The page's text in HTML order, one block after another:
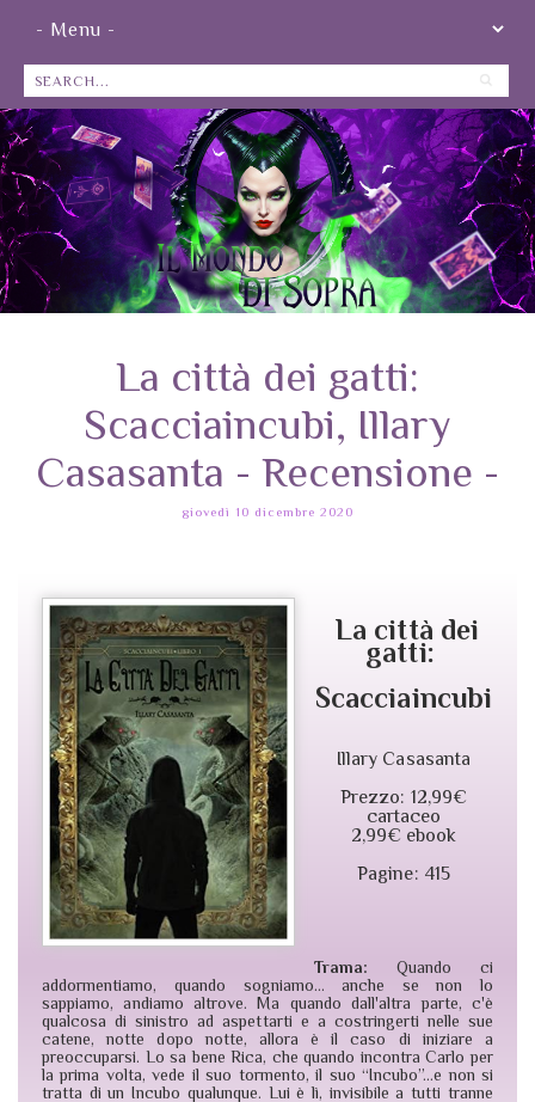
La città dei gatti:
Scacciaincubi, Illary
Casasanta - Recensione -
giovedì 10 dicembre 2020
La città dei
gatti:
Scacciaincubi
Illary Casasanta
Prezzo: 12,99€
cartaceo
2,99€ ebook
Pagine: 415
Trama: Quando ci
addormentiamo, quando sogniamo… anche se non lo
sappiamo, andiamo altrove. Ma quando dall'altra parte, c'è
qualcosa di sinistro ad aspettarti e a costringerti nelle sue
catene, notte dopo notte, allora è il caso di iniziare a
preoccuparsi. Lo sa bene Rica, che quando incontra Carlo per
la prima volta, vede il suo tormento, il suo “Incubo”…e non si
tratta di un Incubo qualunque. Lui è lì, invisibile a tutti tranne